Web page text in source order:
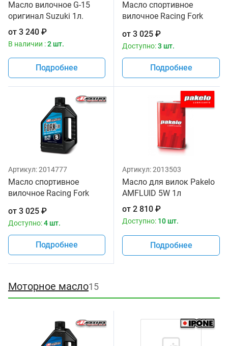
Масло вилочное G-15
оригинал Suzuki 1л.
от 3 240 ₽
В наличии :2 шт.
Подробнее
Масло спортивное
вилочное Racing Fork
Maxima 1 литр
от 3 025 ₽
Доступно:3 шт.
Подробнее
Артикул:2014777
Масло спортивное
вилочное Racing Fork
1 литр
от 3 025 ₽
Доступно:4 шт.
Подробнее
Артикул:2013503
Масло для вилок Pakelo
AMFLUID 5W 1л
от 2 810 ₽
Доступно: 10 шт.
Подробнее
Моторное масло15